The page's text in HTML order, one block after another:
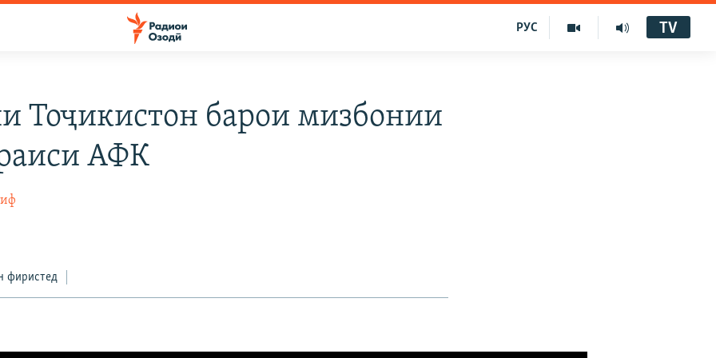
РУС TV
Тоҷикистон барои мизбонии
АФК
фиристед